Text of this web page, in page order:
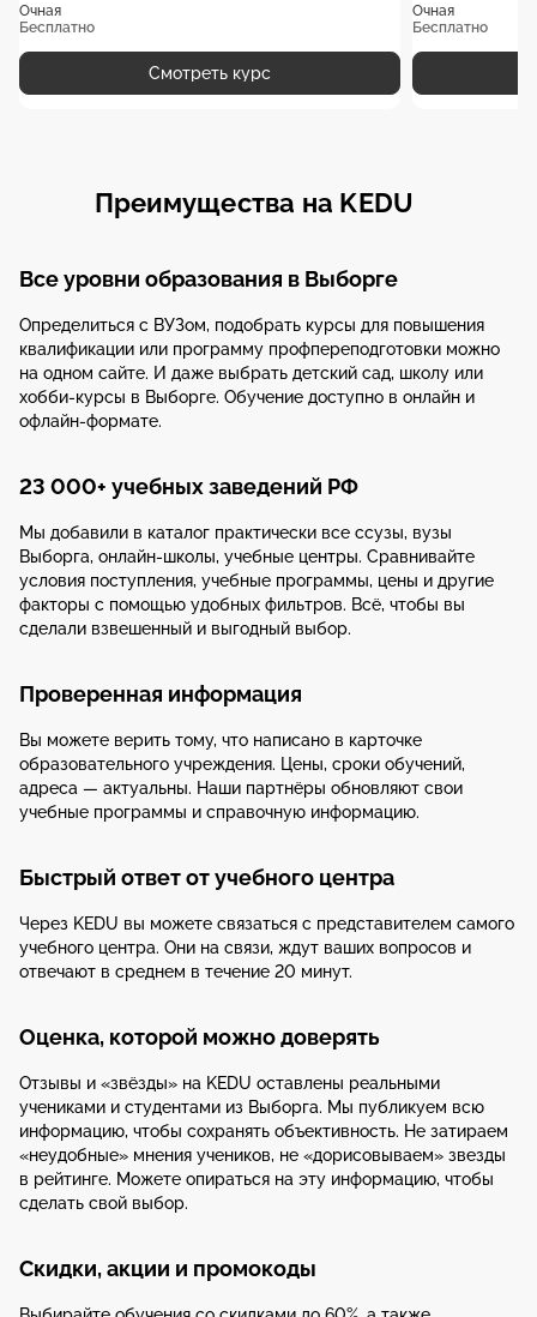
Очная
Бесплатно
Смотреть курс
Очная
Бесплатно
Преимущества на KEDU
Все уровни образования в Выборге
Определиться с ВУЗом, подобрать курсы для повышения
квалификации или программу профпереподготовки можно
на одном сайте. И даже выбрать детский сад, школу или
хобби-курсы в Выборге. Обучение доступно в онлайн и
офлайн-формате.
23 000+ учебных заведений РФ
Мы добавили в каталог практически все ссузы, вузы
Выборга, онлайн-школы, учебные центры. Сравнивайте
условия поступления, учебные программы, цены и другие
факторы с помощью удобных фильтров. Всё, чтобы вы
сделали взвешенный и выгодный выбор.
Проверенная информация
Вы можете верить тому, что написано в карточке
образовательного учреждения. Цены, сроки обучений,
адреса — актуальны. Наши партнёры обновляют свои
учебные программы и справочную информацию.
Быстрый ответ от учебного центра
Через KEDU вы можете связаться с представителем самого
учебного центра. Они на связи, ждут ваших вопросов и
отвечают в среднем в течение 20 минут.
Оценка, которой можно доверять
Отзывы и «звёзды» на KEDU оставлены реальными
учениками и студентами из Выборга. Мы публикуем всю
информацию, чтобы сохранять объективность. Не затираем
«неудобные» мнения учеников, не «дорисовываем» звезды
в рейтинге. Можете опираться на эту информацию, чтобы
сделать свой выбор.
Скидки, акции и промокоды